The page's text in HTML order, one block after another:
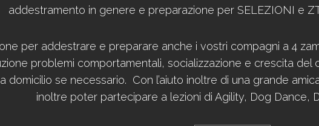
addestramento in genere e preparazione per SELEZIONI e
per addestrare e preparare anche i vostri compagni a 4
problemi comportamentali, socializzazione e crescita
domicilio se necessario. Con l’aiuto inoltre di una grande
inoltre poter partecipare a lezioni di Agility, Dog Dance,